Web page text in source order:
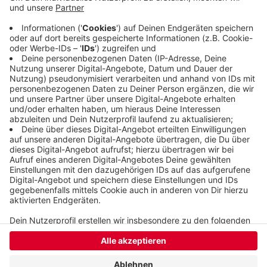
Intensivstationen oder in der Notaufnahme
zumindest hohes Risiko haben, mit dem Virus in
Berührung zu kommen. Geimpft wird mit dem
Biontech/Pfizer-Impfstoff.
Veröffentlicht:Montag, 18.01.2021 15:20
Anzeige
Anzeige